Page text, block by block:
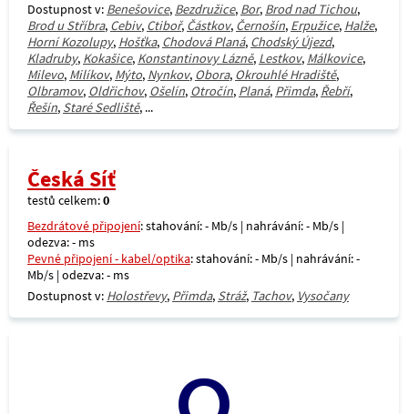
Dostupnost v: Benešovice, Bezdružice, Bor, Brod nad Tichou,
Brod u Stříbra, Cebiv, Ctiboř, Částkov, Černošín, Erpužice, Halže,
Horní Kozolupy, Hošťka, Chodová Planá, Chodský Újezd,
Kladruby, Kokašice, Konstantinovy Lázně, Lestkov, Málkovice,
Milevo, Milíkov, Mýto, Nynkov, Obora, Okrouhlé Hradiště,
Olbramov, Oldřichov, Ošelín, Otročín, Planá, Přimda, Řebří,
Řešín, Staré Sedliště, ...
Česká Síť
testů celkem:0
Bezdrátové připojení: stahování: - Mb/s | nahrávání: - Mb/s |
odezva: - ms
Pevné připojení - kabel/optika: stahování: - Mb/s | nahrávání: -
Mb/s | odezva: - ms
Dostupnost v: Holostřevy, Přimda, Stráž, Tachov, Vysočany